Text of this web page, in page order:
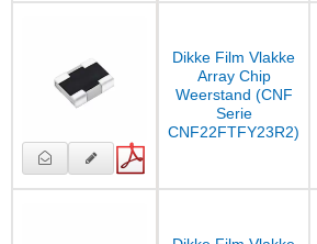
Dikke Film Vlakke
Array Chip
Weerstand (CNF
Serie
CNF22FTFY23R2)